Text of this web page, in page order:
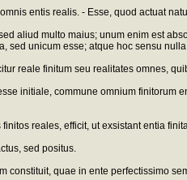
entis realis. - Esse, quod actuat
aliud multo maius; unum enim est
unicum esse; atque hoc sensu
reale finitum seu realitates omnes,
initiale, commune omnium finitorum
reales, efficit, ut exsistant entia
sed positus.
quae in ente perfectissimo